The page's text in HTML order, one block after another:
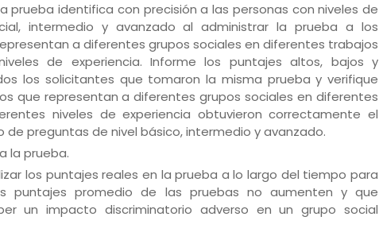
prueba identifica con precisión a las personas con niveles de
intermedio y avanzado al administrar la prueba a los
a diferentes grupos sociales en diferentes trabajos
de experiencia. Informe los puntajes altos, bajos y
los solicitantes que tomaron la misma prueba y verifique
que representan a diferentes grupos sociales en diferentes
niveles de experiencia obtuvieron correctamente el
de preguntas de nivel básico, intermedio y avanzado.
la prueba.
los puntajes reales en la prueba a lo largo del tiempo para
puntajes promedio de las pruebas no aumenten y que
un impacto discriminatorio adverso en un grupo social